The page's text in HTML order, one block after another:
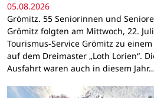
05.08.2026
Grömitz. 55 Seniorinnen und
Grömitz folgten am Mittwoch, 22.
Tourismus-Service Grömitz zu
auf dem Dreimaster „Loth Lorien“.
Ausfahrt waren auch in diesem Jahr…